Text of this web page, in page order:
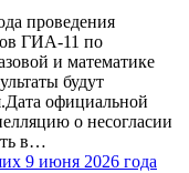
проведения
ГИА-11 по
и математике
будут
официальной
о несогласии
в…
9 июня 2026 года